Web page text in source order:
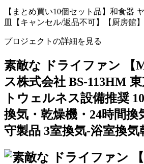
【まとめ買い10個セット品】和食器
皿【キャンセル/返品不可】【厨房館】
プロジェクトの詳細を見る
素敵な ドライファン 【
ス株式会社 BS-113HM
トウェルネス設備推奨
換気・乾燥機・24時間換
守製品 3室換気-浴室換気